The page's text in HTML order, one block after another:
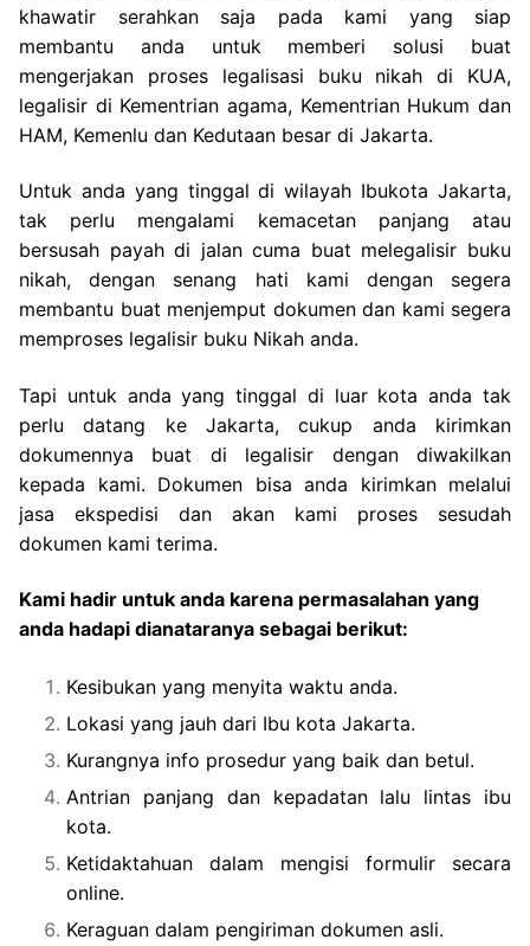
khawatir serahkan saja pada kami yang siap
membantu anda untuk memberi solusi buat
mengerjakan proses legalisasi buku nikah di KUA,
legalisir di Kementrian agama, Kementrian Hukum dan
HAM, Kemenlu dan Kedutaan besar di Jakarta.
Untuk anda yang tinggal di wilayah Ibukota Jakarta,
tak perlu mengalami kemacetan panjang atau
bersusah payah di jalan cuma buat melegalisir buku
nikah, dengan senang hati kami dengan segera
membantu buat menjemput dokumen dan kami segera
memproses legalisir buku Nikah anda.
Tapi untuk anda yang tinggal di luar kota anda tak
perlu datang ke Jakarta, cukup anda kirimkan
dokumennya buat di legalisir dengan diwakilkan
kepada kami. Dokumen bisa anda kirimkan melalui
jasa ekspedisi dan akan kami proses sesudah
dokumen kami terima.
Kami hadir untuk anda karena permasalahan yang
anda hadapi dianataranya sebagai berikut:
Kesibukan yang menyita waktu anda.
Lokasi yang jauh dari Ibu kota Jakarta.
Kurangnya info prosedur yang baik dan betul.
Antrian panjang dan kepadatan lalu lintas ibu
kota.
Ketidaktahuan dalam mengisi formulir secara
online.
Keraguan dalam pengiriman dokumen asli.